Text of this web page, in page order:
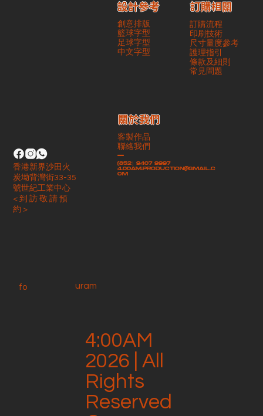
4:00AM
2026 | All
Rights
Reserved
創意排版
籃球字型
足球字型
​中文字型
設計參考
訂購流程
印刷技術
尺寸量度參考
護理指引
條款及細則
​常見問題
訂購相關
客製作品
聯絡我們
-
(852）9407 9997
4.00am.production@gmail.c
om
​關於我們
香港新界沙田火
炭坳背灣街33-35
號世紀工業中心
< 到 訪 敬 請 預
約 >
fo uram